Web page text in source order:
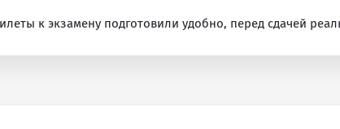
к экзамену подготовили удобно, перед сдачей